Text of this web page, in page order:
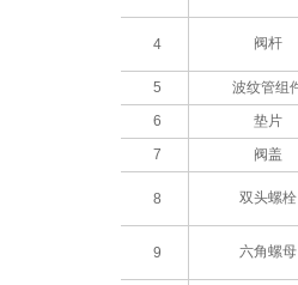
4 阀杆
5
波纹管组
6
垫片
7
阀盖
8 双头螺栓
9 六角螺母